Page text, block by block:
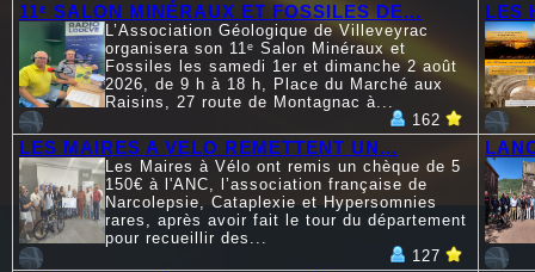
11ᵉ SALON MINÉRAUX ET FOSSILES DE...
L’Association Géologique de Villeveyrac
organisera son 11ᵉ Salon Minéraux et
Fossiles les samedi 1er et dimanche 2 août
2026, de 9 h à 18 h, Place du Marché aux
Raisins, 27 route de Montagnac à...
162
LES
LES MAIRES A VELO REMETTENT UN...
Les Maires à Vélo ont remis un chèque de 5
150€ à l'ANC, l’association française de
Narcolepsie, Cataplexie et Hypersomnies
rares, après avoir fait le tour du département
pour recueillir des...
127